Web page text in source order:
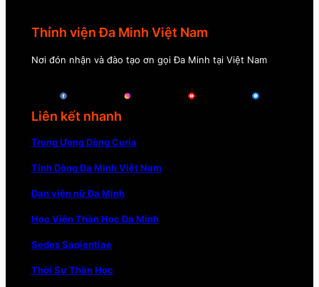
Thỉnh viện Đa Minh Việt Nam
Nơi đón nhận và đào tạo ơn gọi Đa Minh tại Việt Nam
Liên kết nhanh
Trung Ương Dòng Curia
Tỉnh Dòng Đa Minh Việt Nam
Đan viện nữ Đa Minh
Học Viện Thần Học Đa Minh
Sedes Sapientiae
Thời Sự Thần Học